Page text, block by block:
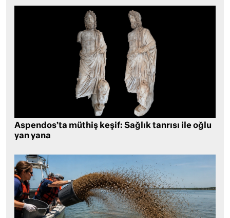
Aspendos’ta müthiş keşif: Sağlık tanrısı ile oğlu
yan yana